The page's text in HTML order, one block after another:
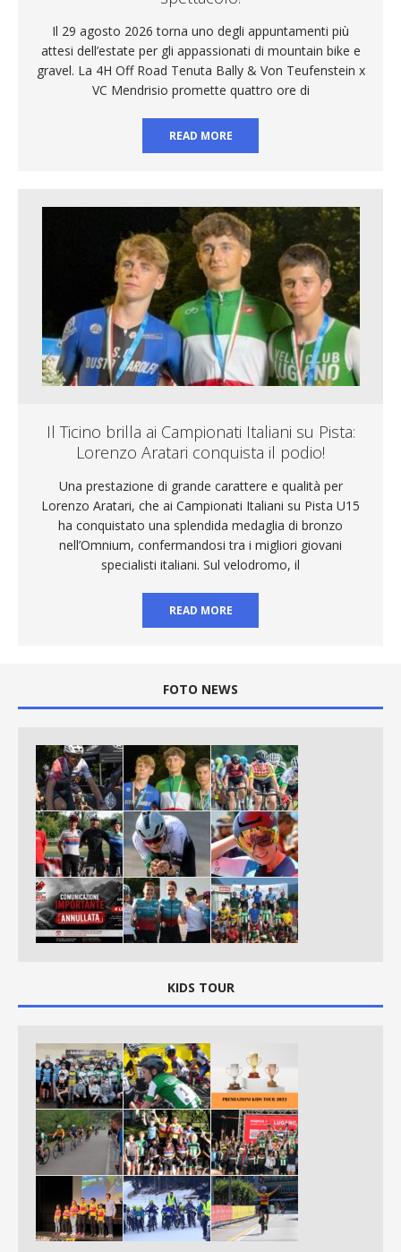
Il 29 agosto 2026 torna uno degli appuntamenti più
attesi dell’estate per gli appassionati di mountain bike e
gravel. La 4H Off Road Tenuta Bally & Von Teufenstein x
VC Mendrisio promette quattro ore di
READ MORE
Il Ticino brilla ai Campionati Italiani su Pista:
Lorenzo Aratari conquista il podio!
Una prestazione di grande carattere e qualità per
Lorenzo Aratari, che ai Campionati Italiani su Pista U15
ha conquistato una splendida medaglia di bronzo
nell’Omnium, confermandosi tra i migliori giovani
specialisti italiani. Sul velodromo, il
READ MORE
FOTO NEWS
KIDS TOUR